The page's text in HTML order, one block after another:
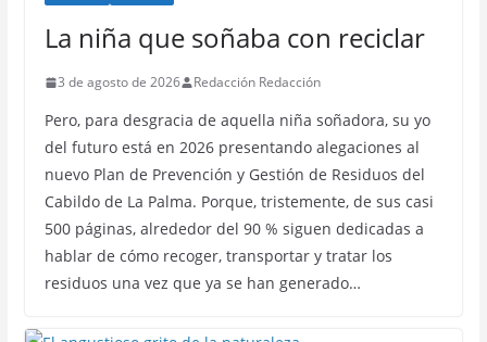
La niña que soñaba con reciclar
3 de agosto de 2026 Redacción Redacción
Pero, para desgracia de aquella niña soñadora, su yo
del futuro está en 2026 presentando alegaciones al
nuevo Plan de Prevención y Gestión de Residuos del
Cabildo de La Palma. Porque, tristemente, de sus casi
500 páginas, alrededor del 90 % siguen dedicadas a
hablar de cómo recoger, transportar y tratar los
residuos una vez que ya se han generado…